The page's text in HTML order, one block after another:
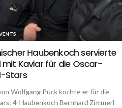
Haubenkoch servierte
mit Kaviar für die Oscar-
Stars
Wolfgang Puck kochte er für die
4-Haubenkoch Bernhard Zimmerl